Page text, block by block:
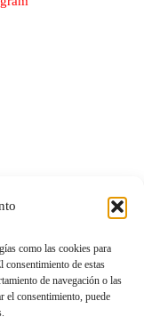
como las cookies para
de estas
de navegación o las
el consentimiento, puede